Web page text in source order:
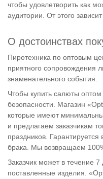
чтобы удовлетворить как
аудитории. От этого
О достоинствах
Пиротехника по оптовым
приятного сопровождения
знаменательного события.
Чтобы купить салюты
безопасности. Магазин
которые имеют
и предлагаем заказчикам
праздников.
брака. Мы возвращаем
Заказчик может в течение
поставленные изделия.